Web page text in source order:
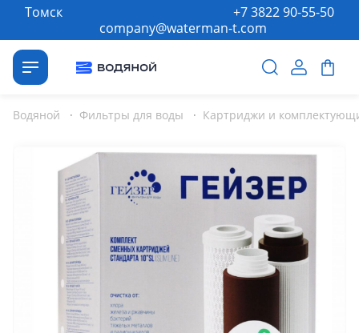
Томск
company@waterman-t.com
+7 3822 90-55-50
Водяной · Фильтры для воды · Картриджи и